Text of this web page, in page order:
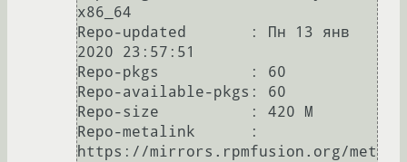
x86_64
Repo-updated       : Пн 13 янв
2020 23:57:51
Repo-pkgs          : 60
Repo-available-pkgs: 60
Repo-size          : 420 M
Repo-metalink      :
https://mirrors.rpmfusion.org/met